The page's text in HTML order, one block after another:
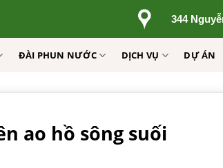
344
ĐÀI PHUN NƯỚC DỊCH VỤ DỰ ÁN
ao hồ sông suối